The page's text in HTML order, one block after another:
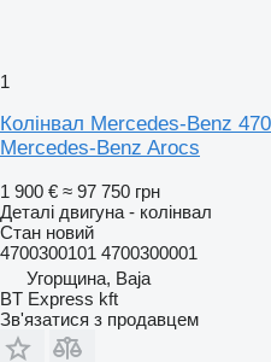
1
Колінвал Mercedes-Benz
Mercedes-Benz Arocs
1 900 € ≈ 97 750 грн
Деталі двигуна - колінвал
Стан новий
4700300101 4700300001
Угорщина, Baja
BT Express kft
Зв'язатися з продавцем